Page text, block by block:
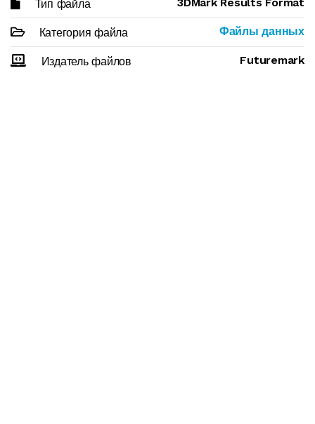
Тип файла
Категория файла Файлы данных
Издатель файлов Futuremark